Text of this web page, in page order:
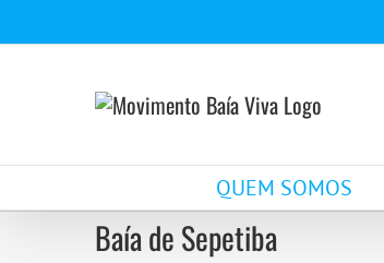
para
QUEM SOMOS
Baía de Sepetiba
Lançamento da
Mar
Notícias